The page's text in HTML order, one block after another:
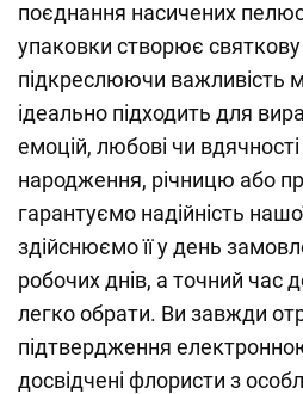
поєднання насичених
упаковки створює
підкреслюючи важливість
ідеально підходить для
емоцій, любові чи
народження, річницю або
гарантуємо надійність
здійснюємо її у день
робочих днів, а точний час
легко обрати. Ви завжди
підтвердження
досвідчені флористи з